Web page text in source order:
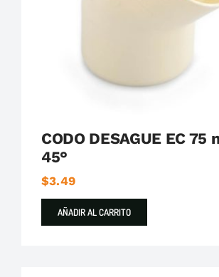
CODO DESAGUE EC 75
45°
$3.49
AÑADIR AL CARRITO